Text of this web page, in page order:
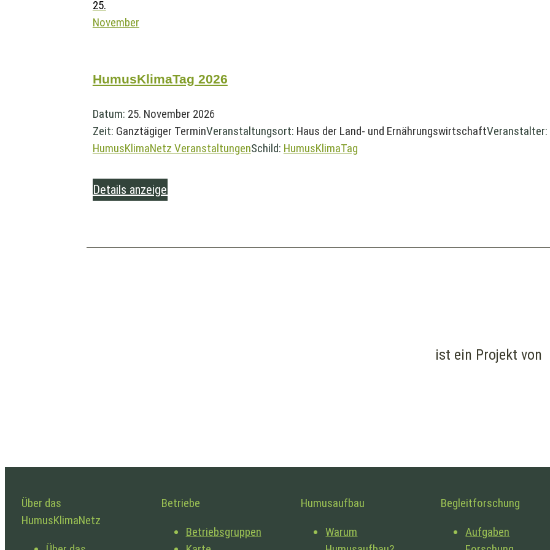
25.
November
HumusKlimaTag 2026
Datum: 25. November 2026
Zeit: Ganztägiger TerminVeranstaltungsort: Haus der Land- und ErnährungswirtschaftVeranstalter:
HumusKlimaNetz VeranstaltungenSchild: HumusKlimaTag
Details anzeigen
ist ein Projekt von
Über das
HumusKlimaNetz
Betriebe
Betriebsgruppen
Humusaufbau
Warum
Begleitforschung
Aufgaben